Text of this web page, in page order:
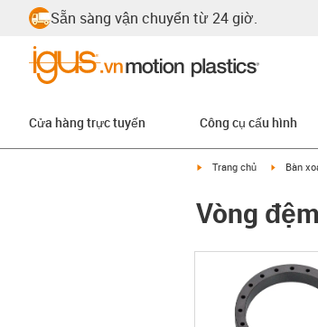
Sẵn sàng vận chuyển từ 24 giờ.
Cửa hàng trực tuyến Công cụ cấu hình
igus-icon-arrow-right
Trang chủ igus-
Bàn
Vòng